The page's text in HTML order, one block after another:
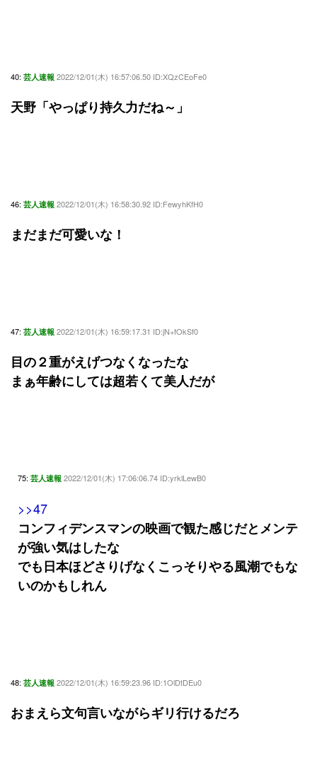
40: 芸人速報 2022/12/01(木) 16:57:06.50 ID:XQzCEoFe0
天野「やっぱり持久力だね～」
46: 芸人速報 2022/12/01(木) 16:58:30.92 ID:FewyhKfH0
まだまだ可愛いな！
47: 芸人速報 2022/12/01(木) 16:59:17.31 ID:jN+fOkSf0
目の２重がえげつなくなったな
まぁ年齢にしては超若くて美人だが
75: 芸人速報 2022/12/01(木) 17:06:06.74 ID:yrklLewB0
>>47
コンフィデンスマンの映画で観た感じだとメンテ
が強い気はしたな
でも日本ほどさりげなくこっそりやる風潮でもな
いのかもしれん
48: 芸人速報 2022/12/01(木) 16:59:23.96 ID:1OlDtDEu0
おまえら文句言いながらギリ行けるだろ